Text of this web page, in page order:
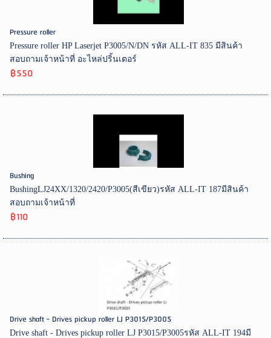
Pressure roller
Pressure roller HP Laserjet P3005/N/DN รหัส ALL-IT 835 มีสินค้า
สอบถามเจ้าหน้าที่ อะไหล่ปริ้นเตอร์
฿550
Bushing
BushingLJ24XX/1320/2420/P3005(สีเขียว)รหัส ALL-IT 187มีสินค้า
สอบถามเจ้าหน้าที่
฿110
Drive shaft - Drives pickup roller LJ P3015/P3005
Drive shaft - Drives pickup roller LJ P3015/P3005รหัส ALL-IT 194มี